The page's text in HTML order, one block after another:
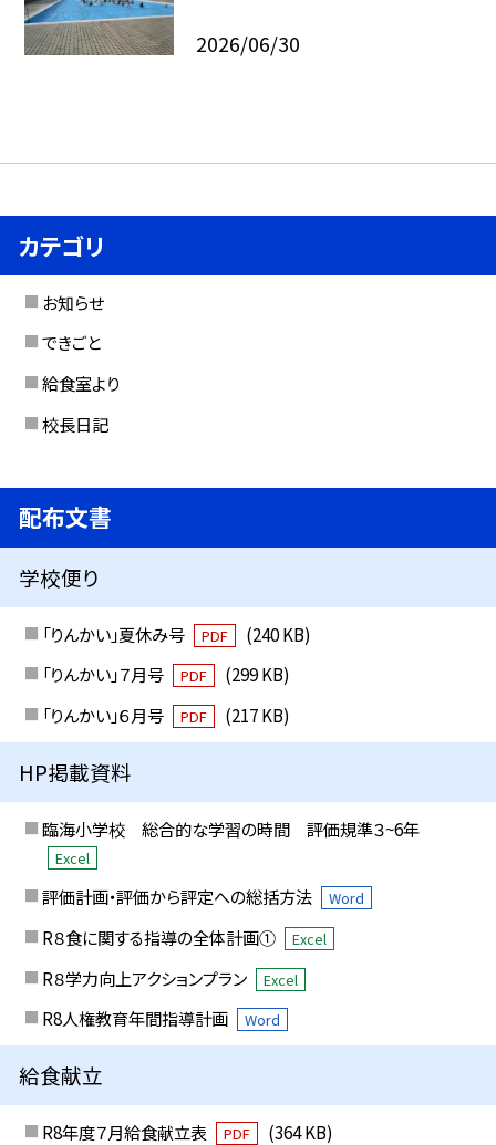
2026/06/30
カテゴリ
お知らせ
できごと
給食室より
校長日記
配布文書
学校便り
「りんかい」夏休み号 PDF
(240 KB)
「りんかい」７月号
PDF
(299 KB)
「りんかい」６月号
PDF (217 KB)
HP掲載資料
臨海小学校 総合的な学習の時間 評価規準３~6年
Excel
評価計画・評価から評定への総括方法 Word
R８食に関する指導の全体計画① Excel
R８学力向上アクションプラン Excel
R8人権教育年間指導計画 Word
給食献立
R8年度７月給食献立表 PDF
(364 KB)